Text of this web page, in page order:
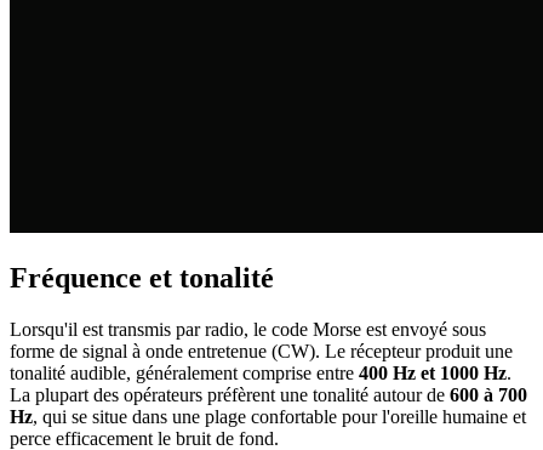
Fréquence et tonalité
Lorsqu'il est transmis par radio, le code Morse est envoyé sous
forme de signal à onde entretenue (CW). Le récepteur produit une
tonalité audible, généralement comprise entre 400 Hz et 1000 Hz.
La plupart des opérateurs préfèrent une tonalité autour de 600 à 700
Hz, qui se situe dans une plage confortable pour l'oreille humaine et
perce efficacement le bruit de fond.